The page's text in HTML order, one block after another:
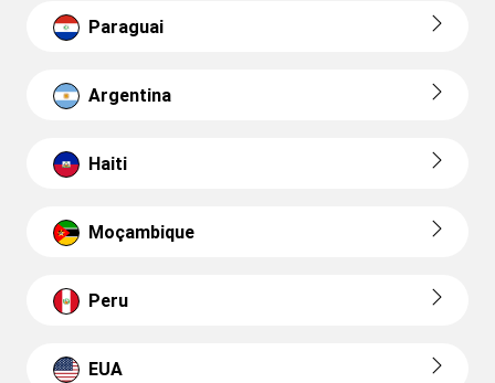
Paraguai
Argentina
Haiti
Moçambique
Peru
EUA